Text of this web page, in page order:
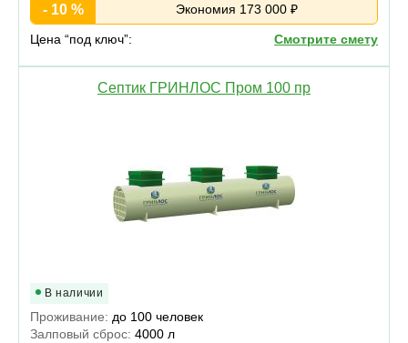
- 10 % Экономия 173 000 ₽
Цена “под ключ”: Смотрите смету
Септик ГРИНЛОС Пром 100 пр
В наличии
Проживание: до 100 человек
Залповый сброс: 4000 л